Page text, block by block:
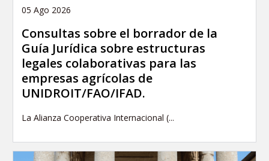
05 Ago 2026
Consultas sobre el borrador de la
Guía Jurídica sobre estructuras
legales colaborativas para las
empresas agrícolas de
UNIDROIT/FAO/IFAD.
La Alianza Cooperativa Internacional (...